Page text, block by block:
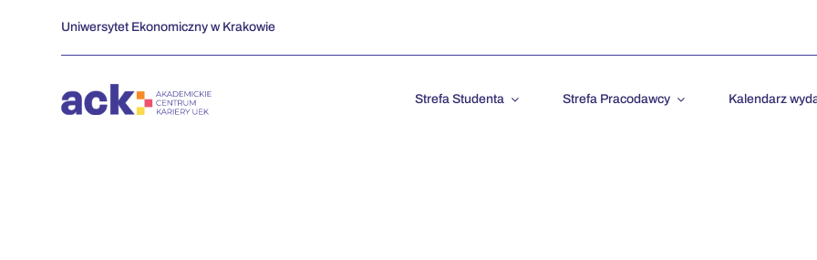
zawartości
Uniwersytet Ekonomiczny w Krakowie
Strefa Studenta Strefa Pracodawcy Kalendarz